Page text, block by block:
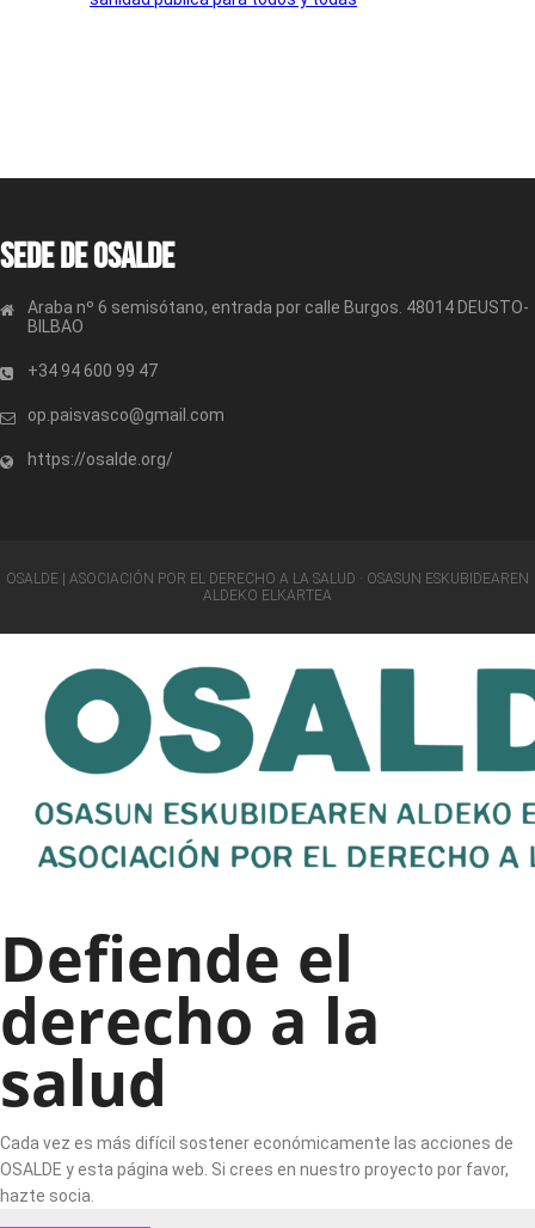
Sede de OSALDE
Araba nº 6 semisótano, entrada por calle Burgos. 48014 DEUSTO-
BILBAO
+34 94 600 99 47
op.paisvasco@gmail.com
https://osalde.org/
OSALDE | ASOCIACIÓN POR EL DERECHO A LA SALUD · OSASUN ESKUBIDEAREN
ALDEKO ELKARTEA
Defiende el
derecho a la
salud
Cada vez es más difícil sostener económicamente las acciones de
OSALDE y esta página web. Si crees en nuestro proyecto por favor,
hazte socia.